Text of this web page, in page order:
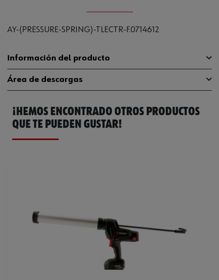
AY-(PRESSURE-SPRING)-TLECTR-F.0714612
Información del producto
Peso del producto (por artículo) 0.100 g
Área de descargas
Catálogo General 0714612033
¡HEMOS ENCONTRADO OTROS PRODUCTOS
QUE TE PUEDEN GUSTAR!